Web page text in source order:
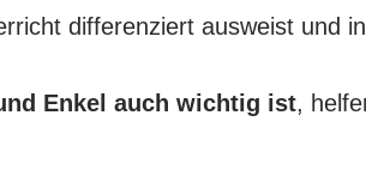
differenziert ausweist und
Enkel auch wichtig ist,